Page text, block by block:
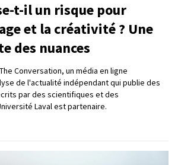
t-il un risque pour
et la créativité ? Une
des nuances
Conversation, un média en ligne
de l'actualité indépendant qui publie des
par des scientifiques et des
Laval est partenaire.